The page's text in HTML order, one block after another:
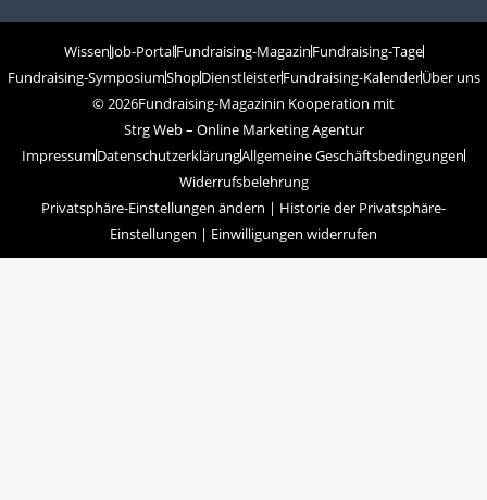
WissenJob-PortalFundraising-MagazinFundraising-Tage
Fundraising-SymposiumShopDienstleisterFundraising-KalenderÜber uns
© 2026Fundraising-Magazinin Kooperation mit
Strg Web – Online Marketing Agentur
ImpressumDatenschutzerklärungAllgemeine Geschäftsbedingungen
Widerrufsbelehrung
Privatsphäre-Einstellungen ändern | Historie der Privatsphäre-
Einstellungen | Einwilligungen widerrufen